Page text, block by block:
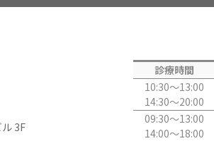
診療時間
10:30～13:00
14:30～20:00
09:30～13:00
14:00～18:00
3F